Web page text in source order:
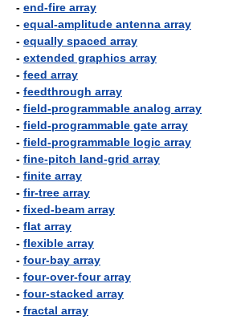
- end-fire array
- equal-amplitude antenna array
- equally spaced array
- extended graphics array
- feed array
- feedthrough array
- field-programmable analog array
- field-programmable gate array
- field-programmable logic array
- fine-pitch land-grid array
- finite array
- fir-tree array
- fixed-beam array
- flat array
- flexible array
- four-bay array
- four-over-four array
- four-stacked array
- fractal array